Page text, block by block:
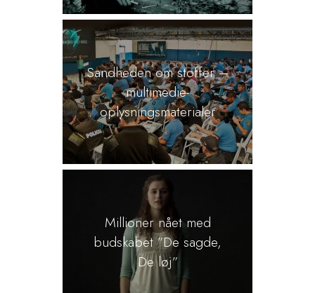
Sandheden om stoffer –
multimedie-
oplysningsmaterialer
Millioner nået med
budskabet ”De sagde,
De løj”